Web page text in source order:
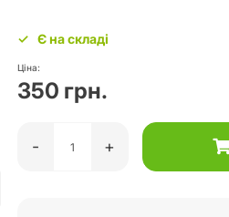
Є на складі
Ціна:
350 грн.
- +